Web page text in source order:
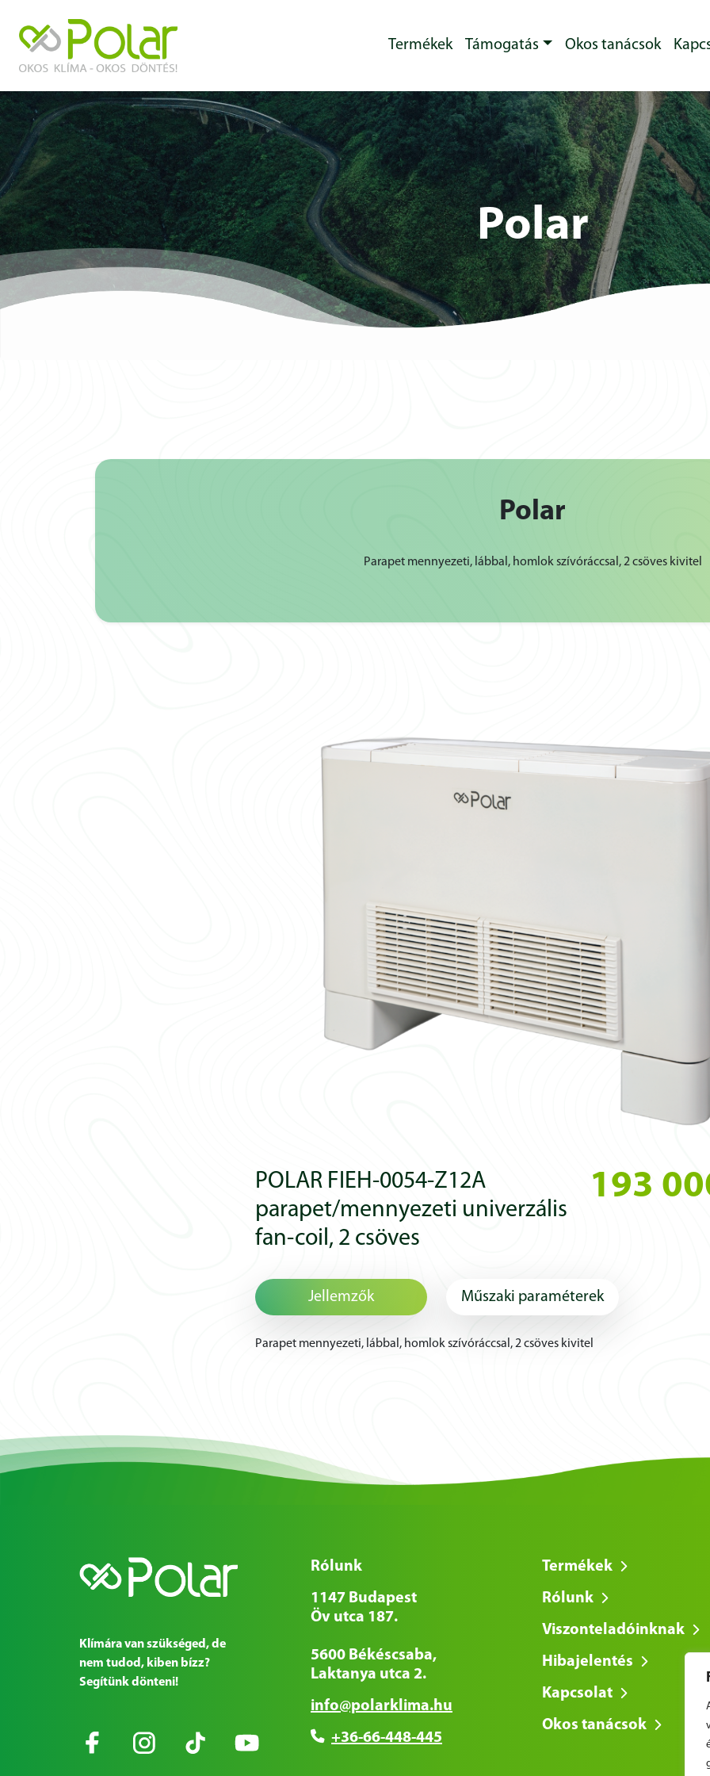
Termékek Támogatás Okos tanácsok
Polar
Polar
Parapet mennyezeti, lábbal, homlok szívóráccsal, 2 csöves kivitel
POLAR FIEH-0054-Z12A
parapet/mennyezeti univerzális
fan-coil, 2 csöves
193
Jellemzők Műszaki paraméterek
Parapet mennyezeti, lábbal, homlok szívóráccsal, 2 csöves kivitel
Klímára van szükséged, de
nem tudod, kiben bízz?
Segítünk dönteni!
Rólunk
1147 Budapest
Öv utca 187.
5600 Békéscsaba,
Laktanya utca 2.
info@polarklima.hu
+36-66-448-445
Termékek
Rólunk
Viszonteladóinknak
Hibajelentés
Kapcsolat
Okos tanácsok